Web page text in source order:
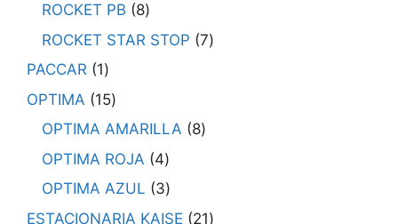
ROCKET PB
8
ROCKET STAR STOP 7
PACCAR 1
OPTIMA
15
OPTIMA AMARILLA
8
OPTIMA ROJA
4
OPTIMA AZUL
3
ESTACIONARIA KAISE
21